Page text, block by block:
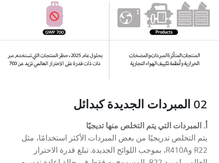
02 المبردات الجديدة كبدائل
أ. المبردات التي يتم التخلص منها تديجيًا
يتم التخلص تدريجيًا من بعض المبردات الأكثر استخدامًا، مثل
R22 وR410A، بموجب اللوائح الجديدة. تبلغ قدرة الاحترار